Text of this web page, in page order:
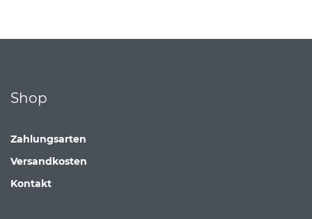
Shop
Zahlungsarten
Versandkosten
Kontakt